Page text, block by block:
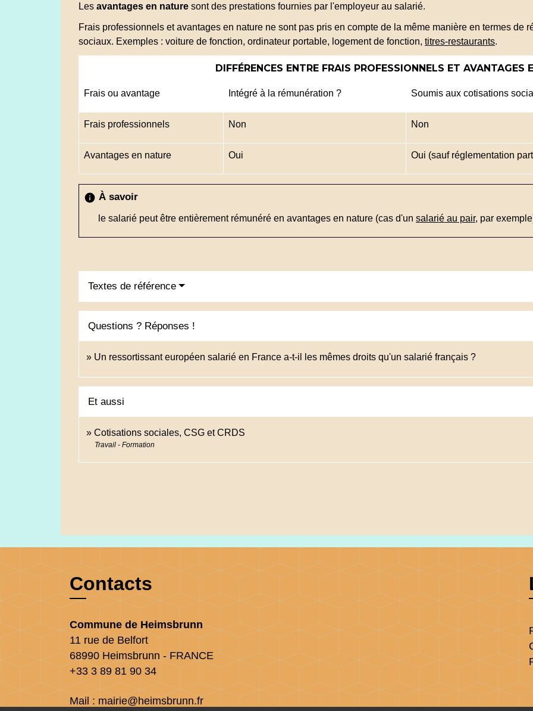
Les avantages en nature sont des prestations fournies par l'employeur au salarié.
Frais professionnels et avantages en nature ne sont pas pris en compte de la même manière en termes de
sociaux. Exemples : voiture de fonction, ordinateur portable, logement de fonction, titres-restaurants.
DIFFÉRENCES ENTRE FRAIS PROFESSIONNELS ET AVANTAGES
Frais ou avantage Intégré à la rémunération ? Soumis aux cotisations
Frais professionnels Non Non
Avantages en nature Oui Oui (sauf réglementation
info À savoir
le salarié peut être entièrement rémunéré en avantages en nature (cas d'un salarié au pair, par
Textes de référence
Questions ? Réponses !
Un ressortissant européen salarié en France a-t-il les mêmes droits qu'un salarié français ?
Et aussi
Cotisations sociales, CSG et CRDS
Travail - Formation
Contacts
Commune de Heimsbrunn
11 rue de Belfort
68990 Heimsbrunn - FRANCE
+33 3 89 81 90 34
Mail : mairie@heimsbrunn.fr